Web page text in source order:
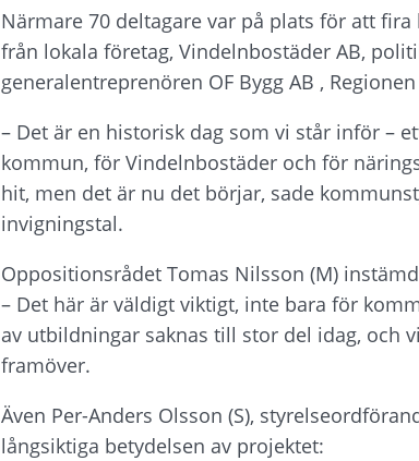
Närmare 70 deltagare var på plats för att
från lokala företag, Vindelnbostäder AB,
generalentreprenören OF Bygg AB ,
– Det är en historisk dag som vi står inför –
kommun, för Vindelnbostäder och för
hit, men det är nu det börjar, sade
invigningstal.
Oppositionsrådet Tomas Nilsson (M)
– Det här är väldigt viktigt, inte bara för
av utbildningar saknas till stor del idag, och
framöver.
Även Per-Anders Olsson (S),
långsiktiga betydelsen av projektet: